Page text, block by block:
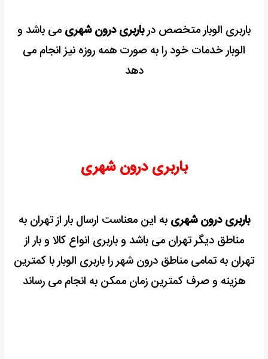
باربری الوبار متخصص درباربری درون شهری می باشد و
الوبار خدمات خود را به صورت همه روزه نیز انجام می
دهد
باربری درون شهری
باربری درون شهری به این معناست ارسال بار از تهران به
مناطق دیگر تهران می باشد وباربری انواع کالا و بار از
تهران به تمامی مناطق درون شهر را باربری الوبار با کمترین
هزینه و صرف کمترین زمان ممکن به انجام می رساند